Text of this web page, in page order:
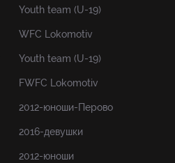
Youth team (U-19)
WFC Lokomotiv
Youth team (U-19)
FWFC Lokomotiv
2012-юноши-Перово
2016-девушки
2012-юноши